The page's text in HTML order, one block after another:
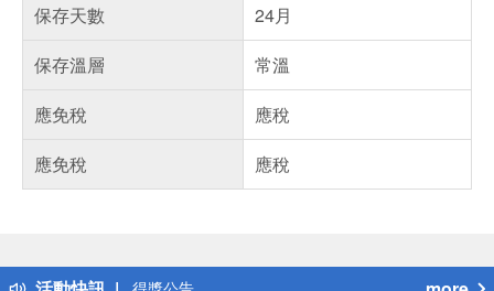
保存天數
24月
保存溫層
常溫
應免稅
應稅
應免稅
應稅